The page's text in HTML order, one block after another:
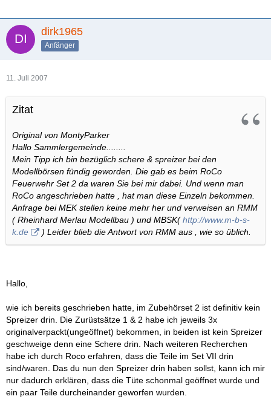
dirk1965
Anfänger
11. Juli 2007
Zitat
Original von MontyParker
Hallo Sammlergemeinde........
Mein Tipp ich bin bezüglich schere & spreizer bei den
Modellbörsen fündig geworden. Die gab es beim RoCo
Feuerwehr Set 2 da waren Sie bei mir dabei. Und wenn man
RoCo angeschrieben hatte , hat man diese Einzeln bekommen.
Anfrage bei MEK stellen keine mehr her und verweisen an RMM
( Rheinhard Merlau Modellbau ) und MBSK(http://www.m-b-s-
k.de
) Leider blieb die Antwort von RMM aus , wie so üblich.
Hallo,
wie ich bereits geschrieben hatte, im Zubehörset 2 ist definitiv kein
Spreizer drin. Die Zurüstsätze 1 & 2 habe ich jeweils 3x
originalverpackt(ungeöffnet) bekommen, in beiden ist kein Spreizer
geschweige denn eine Schere drin. Nach weiteren Recherchen
habe ich durch Roco erfahren, dass die Teile im Set VII drin
sind/waren. Das du nun den Spreizer drin haben sollst, kann ich mir
nur dadurch erklären, dass die Tüte schonmal geöffnet wurde und
ein paar Teile durcheinander geworfen wurden.